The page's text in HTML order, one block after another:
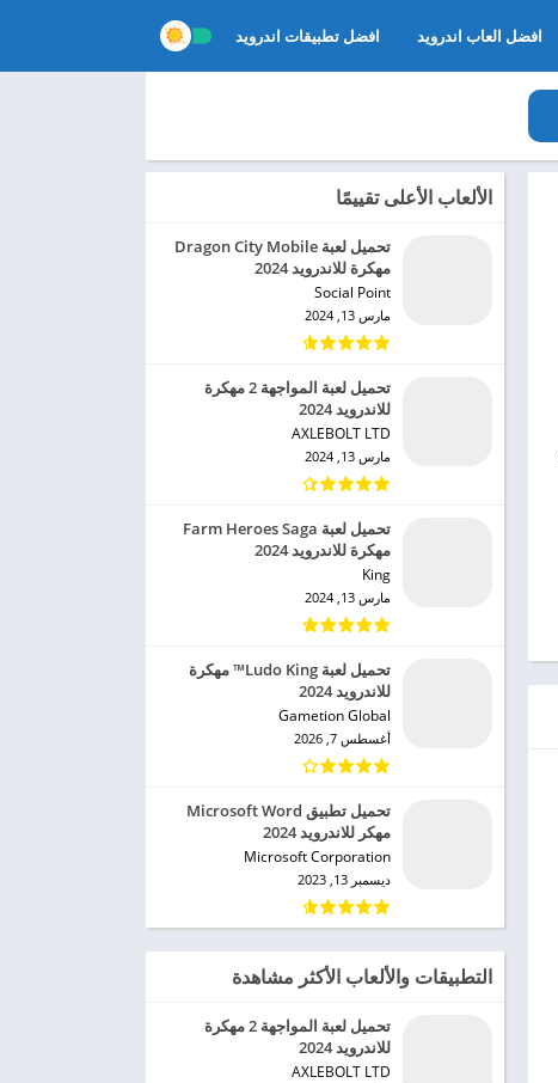
افضل العاب اندرويد افضل تطبيقات اندرويد
الألعاب الأعلى تقييمًا
تحميل لعبة Dragon City Mobile
مهكرة للاندرويد 2024
Social Point‏
مارس 13, 2024
تحميل لعبة المواجهة 2 مهكرة
للاندرويد 2024
AXLEBOLT LTD‏
مارس 13, 2024
تحميل لعبة Farm Heroes Saga
مهكرة للاندرويد 2024
King‏
مارس 13, 2024
تحميل لعبة Ludo King™ مهكرة
للاندرويد 2024
Gametion Global‏
أغسطس 7, 2026
تحميل تطبيق Microsoft Word
مهكر للاندرويد 2024
Microsoft Corporation‏
ديسمبر 13, 2023
التطبيقات والألعاب الأكثر مشاهدة
تحميل لعبة المواجهة 2 مهكرة
للاندرويد 2024
AXLEBOLT LTD‏